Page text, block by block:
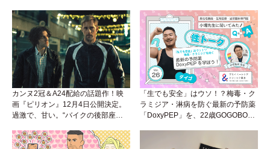
カンヌ2冠＆A24配給の話題作！映
画『ピリオン』12月4日公開決定。
過激で、甘い。“バイクの後部座
「生でも安全」はウソ！？梅毒・ク
ラミジア・淋病を防ぐ最新の予防薬
「DoxyPEP」を、22歳GOGOBOY